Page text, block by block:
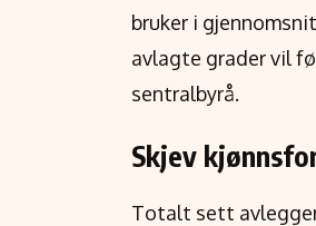
bruker i
avlagte grader vil
sentralbyrå.
Skjev
Totalt sett